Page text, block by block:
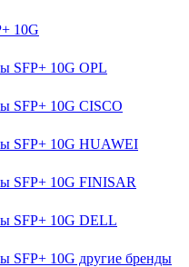
10G
SFP+ 10G OPL
SFP+ 10G CISCO
SFP+ 10G HUAWEI
SFP+ 10G FINISAR
SFP+ 10G DELL
SFP+ 10G другие бренды